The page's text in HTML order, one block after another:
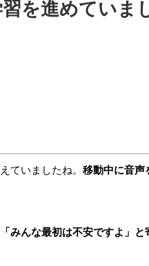
を進めていま
ていましたね。移動中に音声
みんな最初は不安ですよ」と